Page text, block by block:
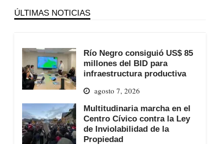
ÚLTIMAS NOTICIAS
Río Negro consiguió US$ 85
millones del BID para
infraestructura productiva
agosto 7, 2026
Multitudinaria marcha en el
Centro Cívico contra la Ley
de Inviolabilidad de la
Propiedad